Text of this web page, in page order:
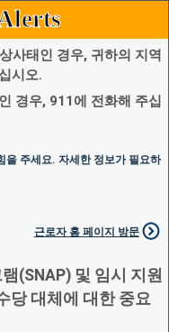
사태인 경우, 귀하의 지역
시오.
경우, 911에 전화해 주십
주세요. 자세한 정보가 필요하
근로자 홈 페이지 방문
(SNAP) 및 임시 지원
당 대체에 대한 중요